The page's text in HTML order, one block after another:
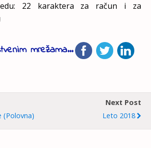
22 karaktera za račun i za
mrežama...
(polovna)
Next Post
Leto 2018